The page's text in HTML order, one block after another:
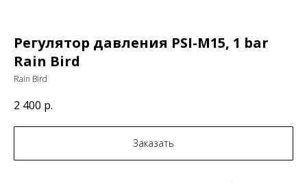
Регулятор давления PSI-M15, 1 bar
Rain Bird
Rain Bird
2 400 р.
Заказать